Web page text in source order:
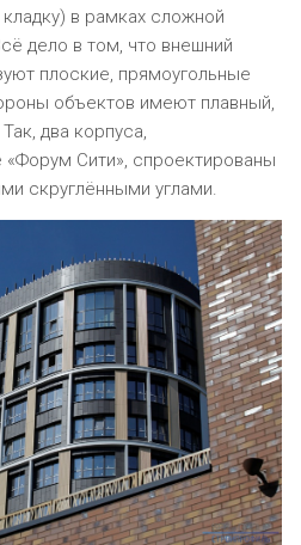
в рамках сложной
дело в том, что внешний
плоские, прямоугольные
объектов имеют плавный,
два корпуса,
Сити», спроектированы
скруглёнными углами.